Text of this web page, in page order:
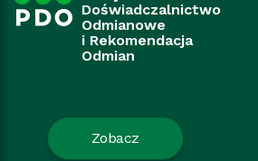
Doświadczalnictwo
Odmianowe
i Rekomendacja
Odmian
Zobacz